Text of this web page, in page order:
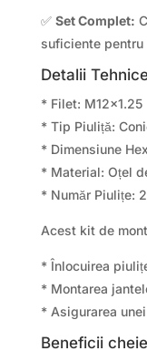
✅ Set Complet:
suficiente pentru
Detalii
* Filet: M12x1.25
* Tip Piuliță:
* Dimensiune
* Material: Oțel
* Număr Piulițe:
Acest kit de
* Înlocuirea
* Montarea
* Asigurarea
Beneficii